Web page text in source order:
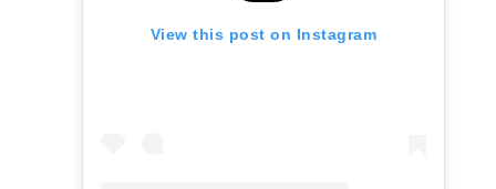
View this post on Instagram